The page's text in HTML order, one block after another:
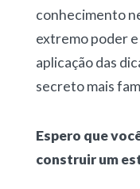
conhecimento
extremo poder
aplicação das
secreto mais
Espero que
construir um